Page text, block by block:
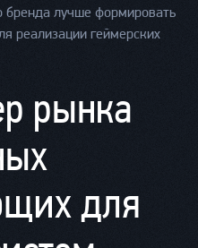
бренда лучше формировать
реализации геймерских
рынка
для